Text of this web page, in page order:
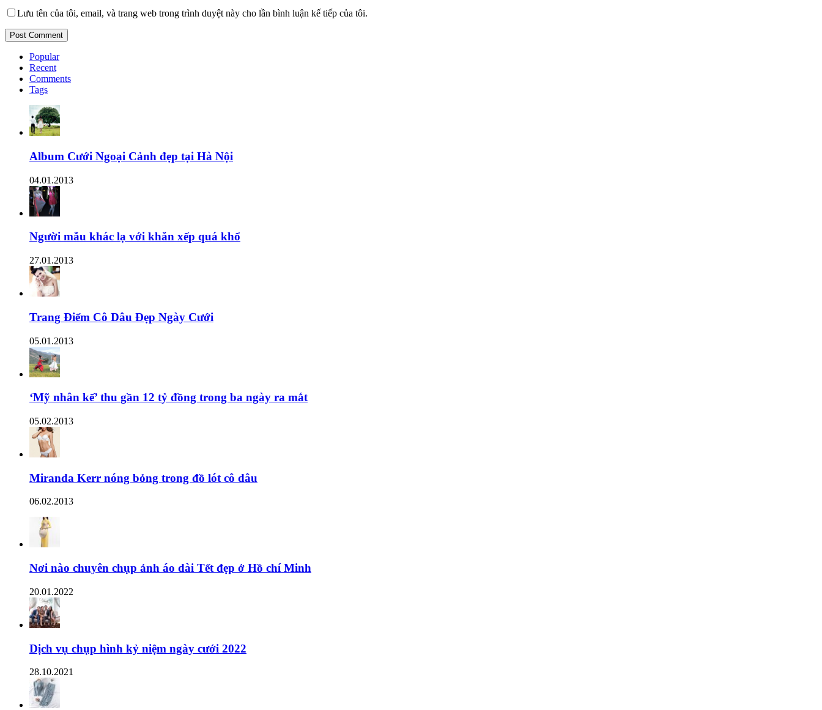
Lưu tên của tôi, email, và trang web trong trình duyệt này cho lần bình luận kế tiếp của tôi.
Popular
Recent
Comments
Tags
Album Cưới Ngoại Cảnh đẹp tại Hà Nội
04.01.2013
Người mẫu khác lạ với khăn xếp quá khổ
27.01.2013
Trang Điểm Cô Dâu Đẹp Ngày Cưới
05.01.2013
‘Mỹ nhân kế’ thu gần 12 tỷ đồng trong ba ngày ra mắt
05.02.2013
Miranda Kerr nóng bỏng trong đồ lót cô dâu
06.02.2013
Nơi nào chuyên chụp ảnh áo dài Tết đẹp ở Hồ chí Minh
20.01.2022
Dịch vụ chụp hình kỷ niệm ngày cưới 2022
28.10.2021